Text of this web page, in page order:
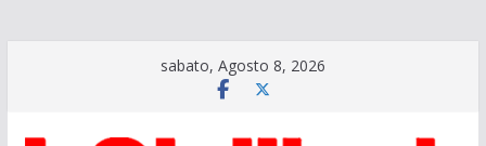
sabato, Agosto 8, 2026